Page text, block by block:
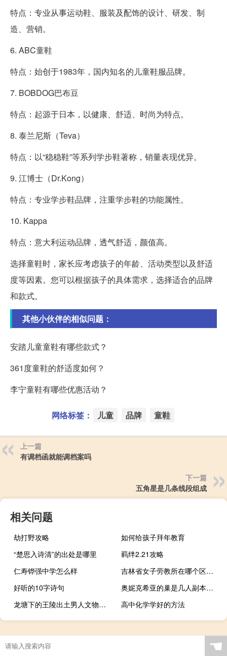
特点：专业从事运动鞋、服装及配饰的设计、研发、制
造、营销。
6. ABC童鞋
特点：始创于1983年，国内知名的儿童鞋服品牌。
7. BOBDOG巴布豆
特点：起源于日本，以健康、舒适、时尚为特点。
8. 泰兰尼斯（Teva）
特点：以“稳稳鞋”等系列学步鞋著称，销量表现优异。
9. 江博士（Dr.Kong）
特点：专业学步鞋品牌，注重学步鞋的功能属性。
10. Kappa
特点：意大利运动品牌，透气舒适，颜值高。
选择童鞋时，家长应考虑孩子的年龄、活动类型以及舒适
度等因素。您可以根据孩子的具体需求，选择适合的品牌
和款式。
其他小伙伴的相似问题：
安踏儿童童鞋有哪些款式？
361度童鞋的舒适度如何？
李宁童鞋有哪些优惠活动？
网络标签： 儿童 品牌 童鞋
上一篇
有调档函就能调档案吗
下一篇
五角星是几条线段组成
相关问题
劫打野攻略
如何给孩子拜年教育
“楚思入诗清”的出处是哪里
羁绊2.21攻略
仁寿铧强中学怎么样
吉林省女子劳教所在哪个区（女子劳教所）
好听的10字诗句
奥妮克希亚的巢是几人副本（问题 奥妮克希亚巢穴入口在哪）
龙塘下的王陵出土男人文物（龙塘下的王陵）
高中化学学好的方法
☚